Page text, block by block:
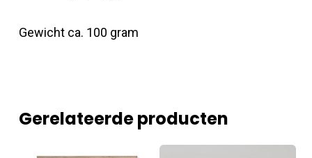
Gewicht ca. 100 gram
Gerelateerde producten